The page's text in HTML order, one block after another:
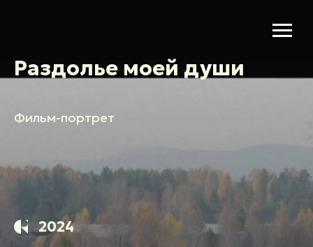
Раздолье моей души
Фильм-портрет
2024